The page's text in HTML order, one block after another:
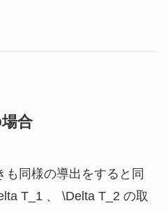
合
も同様の導出をすると同
T_1 、 \Delta T_2 の取